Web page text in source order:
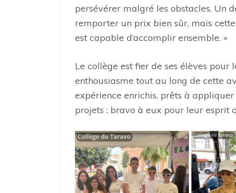
persévérer malgré les obstacles. Un
remporter un prix bien sûr, mais
est capable d’accomplir ensemble. »
Le collège est fier de ses élèves
enthousiasme tout au long de cette
expérience enrichis, prêts à
projets : bravo à eux pour leur esprit